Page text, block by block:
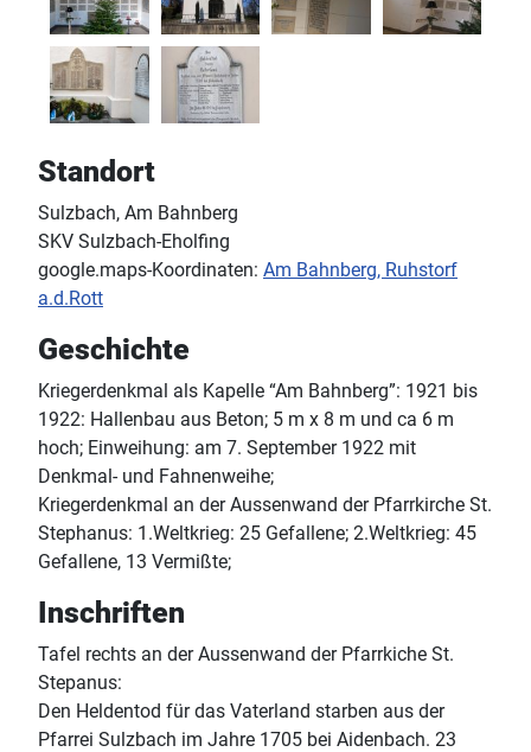
Standort
Sulzbach, Am Bahnberg
SKV Sulzbach-Eholfing
google.maps-Koordinaten: Am Bahnberg, Ruhstorf
a.d.Rott
Geschichte
Kriegerdenkmal als Kapelle “Am Bahnberg”: 1921 bis
1922: Hallenbau aus Beton; 5 m x 8 m und ca 6 m
hoch; Einweihung: am 7. September 1922 mit
Denkmal- und Fahnenweihe;
Kriegerdenkmal an der Aussenwand der Pfarrkirche St.
Stephanus: 1.Weltkrieg: 25 Gefallene; 2.Weltkrieg: 45
Gefallene, 13 Vermißte;
Inschriften
Tafel rechts an der Aussenwand der Pfarrkiche St.
Stepanus:
Den Heldentod für das Vaterland starben aus der
Pfarrei Sulzbach im Jahre 1705 bei Aidenbach. 23